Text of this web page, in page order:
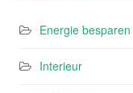
Energie besparen
Interieur